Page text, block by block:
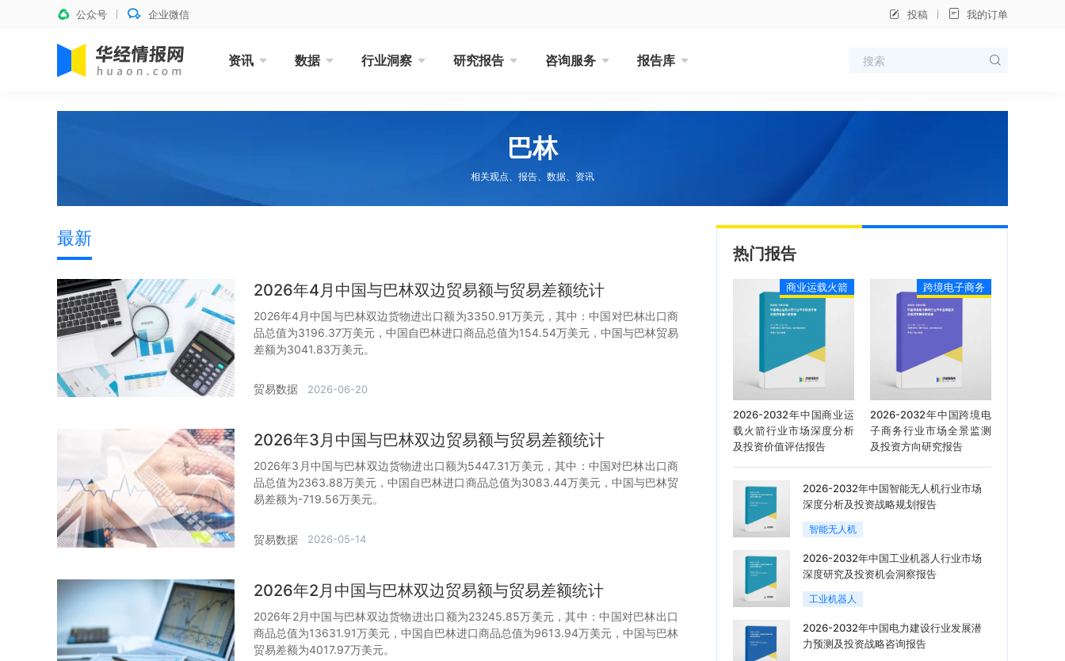
公众号 企业微信 投稿 我的订单
资讯 数据 行业洞察 研究报告 咨询服务 报告库
巴林
相关观点、报告、数据、资讯
最新
2026年4月中国与巴林双边贸易额与贸易差额统计
2026年4月中国与巴林双边货物进出口额为3350.91万美元，其中：中国对巴林出口商
品总值为3196.37万美元，中国自巴林进口商品总值为154.54万美元，中国与巴林贸易
差额为3041.83万美元。
贸易数据 2026-06-20
2026年3月中国与巴林双边贸易额与贸易差额统计
2026年3月中国与巴林双边货物进出口额为5447.31万美元，其中：中国对巴林出口商
品总值为2363.88万美元，中国自巴林进口商品总值为3083.44万美元，中国与巴林贸
易差额为-719.56万美元。
贸易数据 2026-05-14
2026年2月中国与巴林双边贸易额与贸易差额统计
2026年2月中国与巴林双边货物进出口额为23245.85万美元，其中：中国对巴林出口
商品总值为13631.91万美元，中国自巴林进口商品总值为9613.94万美元，中国与巴林
贸易差额为4017.97万美元。
热门报告
商业运载火箭
2026-2032年中国商业运
载火箭行业市场深度分析
及投资价值评估报告
跨境电子商务
2026-2032年中国跨境电
子商务行业市场全景监测
及投资方向研究报告
2026-2032年中国智能无人机行业市场
深度分析及投资战略规划报告
智能无人机
2026-2032年中国工业机器人行业市场
深度研究及投资机会洞察报告
工业机器人
2026-2032年中国电力建设行业发展潜
力预测及投资战略咨询报告